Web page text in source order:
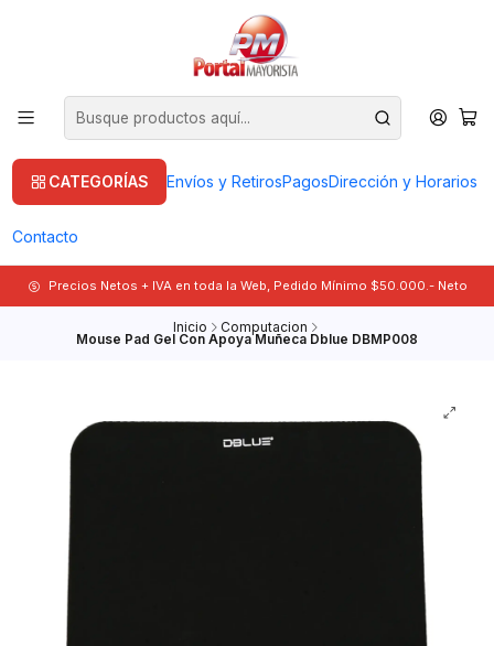
CATEGORÍAS Envíos y RetirosPagosDirección y Horarios
Contacto
Precios Netos + IVA en toda la Web, Pedido Mínimo $50.000.- Neto
Inicio Computacion
Mouse Pad Gel Con Apoya Muñeca Dblue DBMP008